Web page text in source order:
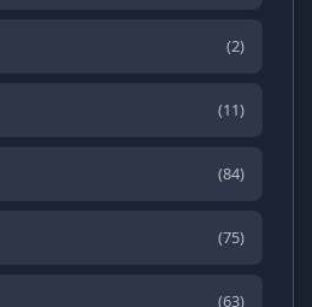
(2)
(11)
(84)
(75)
(63)